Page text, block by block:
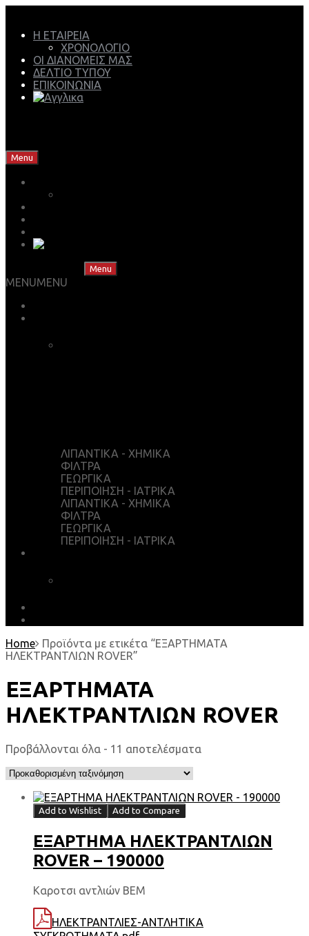
Η ΕΤΑΙΡΕΙΑ
ΧΡΟΝΟΛΟΓΙΟ
ΟΙ ΔΙΑΝΟΜΕΙΣ ΜΑΣ
ΔΕΛΤΙΟ ΤΥΠΟΥ
ΕΠΙΚΟΙΝΩΝΙΑ
Menu
Menu
MENUMENU
ΛΙΠΑΝΤΙΚΑ - ΧΗΜΙΚΑ
ΦΙΛΤΡΑ
ΓΕΩΡΓΙΚΑ
ΠΕΡΙΠΟΙΗΣΗ - ΙΑΤΡΙΚΑ
ΛΙΠΑΝΤΙΚΑ - ΧΗΜΙΚΑ
ΦΙΛΤΡΑ
ΓΕΩΡΓΙΚΑ
ΠΕΡΙΠΟΙΗΣΗ - ΙΑΤΡΙΚΑ
Home
Προϊόντα με ετικέτα “ΕΞΑΡΤΗΜΑΤΑ
HΛΕΚΤΡΑΝΤΛΙΩΝ ROVER”
ΕΞΑΡΤΗΜΑΤΑ
HΛΕΚΤΡΑΝΤΛΙΩΝ ROVER
Προβάλλονται όλα - 11 αποτελέσματα
Add to Wishlist Add to Compare
ΕΞΑΡΤΗΜΑ HΛΕΚΤΡΑΝΤΛΙΩΝ
ROVER – 190000
Καροτσι αντλιών ΒΕΜ
ΗΛΕΚΤΡΑΝΤΛΙΕΣ-ΑΝΤΛΗΤΙΚΑ